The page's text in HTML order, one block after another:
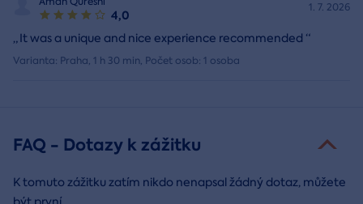
4,0 1. 7. 2026
„It was a unique and nice experience recommended “
Varianta: Praha, 1 h 30 min, Počet osob: 1 osoba
FAQ - Dotazy k zážitku
K tomuto zážitku zatím nikdo nenapsal žádný dotaz, můžete